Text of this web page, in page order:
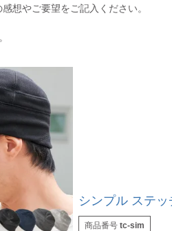
想やご要望をご記入ください。
シンプル ステ
商品番号 tc-sim